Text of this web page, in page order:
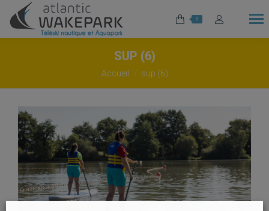
0
SUP (6)
Vous êtes ici :
Accueil sup (6)